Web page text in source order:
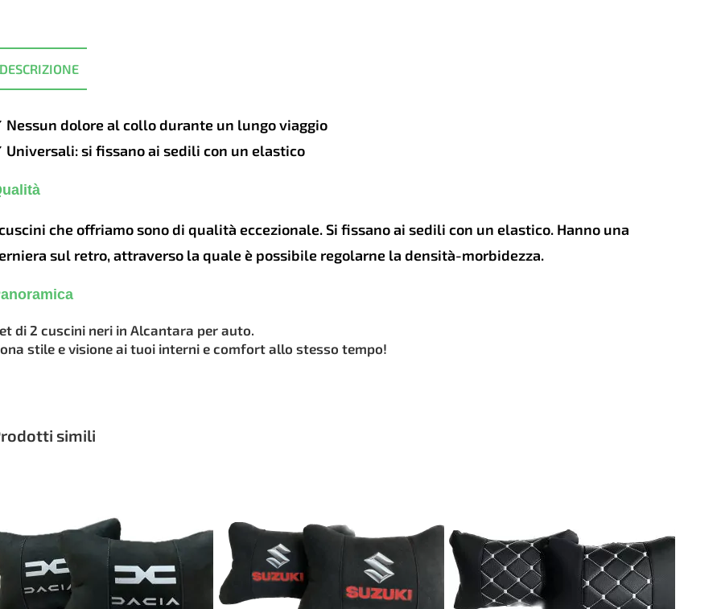
DESCRIZIONE
Nessun dolore al collo durante un lungo viaggio
Universali: si fissano ai sedili con un elastico
che offriamo sono di qualità eccezionale. Si fissano ai sedili con un elastico. Hanno una
sul retro, attraverso la quale è possibile regolarne la densità-morbidezza.
di 2 cuscini neri in Alcantara per auto.
stile e visione ai tuoi interni e comfort allo stesso tempo!
simili